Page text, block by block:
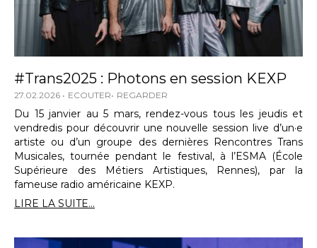
#Trans2025 : Photons en session KEXP
27.02.2026 ECOUTER REGARDER
Du 15 janvier au 5 mars, rendez-vous tous les jeudis et
vendredis pour découvrir une nouvelle session live d’un·e
artiste ou d’un groupe des dernières Rencontres Trans
Musicales, tournée pendant le festival, à l’ESMA (École
Supérieure des Métiers Artistiques, Rennes), par la
fameuse radio américaine KEXP.
LIRE LA SUITE...